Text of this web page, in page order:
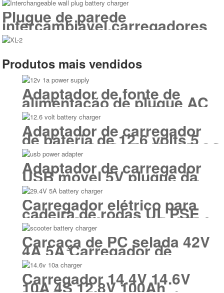
Plugue de parede
intercambiável carregadores
de bateria CA de 18 W
Produtos mais vendidos
Adaptador de fonte de
alimentação de plugue AC
intercambiável 12V 1A
Adaptador de carregador
de bateria de 12,6 volts 5
Amp UL KC PSE cUL CE GS
SAA
Adaptador de carregador
USB móvel 5V plugue da
América do Norte UL cUL
FCC
Carregador elétrico para
cadeira de rodas UL PSE
CE GS SAA KC CCC UKCA
29,4 V
Carcaça de PC selada 42V
4A 5A Carregador de
bateria de scooter de
mobilidade
Carregador 14.4V 14.6V
10A 4S 12.8V 100Ah